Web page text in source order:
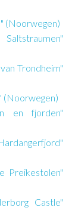
(Noorwegen)
Trondheim"
(Noorwegen)
en fjorden"
Preikestolen"
Castle"